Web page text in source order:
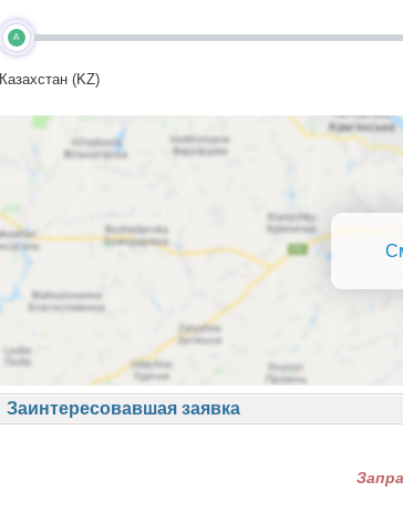
A
Казахстан (KZ)
Заинтересовавшая заявка